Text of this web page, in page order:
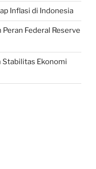
Inflasi di Indonesia
Federal Reserve
Stabilitas Ekonomi